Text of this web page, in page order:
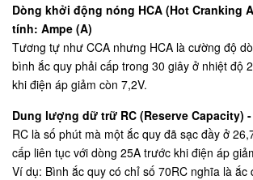
Dòng khởi động nóng HCA (Hot Cranking
tính: Ampe (A)
Tương tự như CCA nhưng HCA là cường độ
bình ắc quy phải cấp trong 30 giây ở nhiệt độ
khi điện áp giảm còn 7,2V.
Dung lượng dữ trữ RC (Reserve Capacity)
RC là số phút mà một ắc quy đã sạc đầy ở
cấp liên tục với dòng 25A trước khi điện áp
Ví dụ: Bình ắc quy có chỉ số 70RC nghĩa là ắc